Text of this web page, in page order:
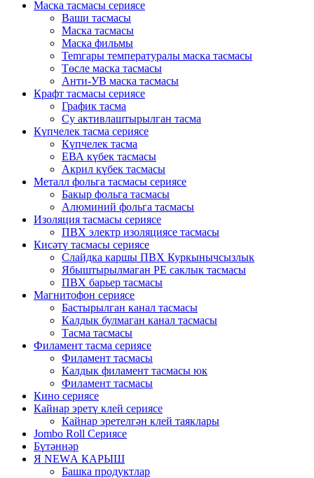
Маска тасмасы сериясе
Ваши тасмасы
Маска тасмасы
Маска фильмы
Temгары температуралы маска тасмасы
Төсле маска тасмасы
Анти-УВ маска тасмасы
Крафт тасмасы сериясе
График тасма
Су активлаштырылган тасма
Күпчелек тасма сериясе
Күпчелек тасма
ЕВА күбек тасмасы
Акрил күбек тасмасы
Металл фольга тасмасы сериясе
Бакыр фольга тасмасы
Алюминий фольга тасмасы
Изоляция тасмасы сериясе
ПВХ электр изоляциясе тасмасы
Кисәтү тасмасы сериясе
Слайдка каршы ПВХ Куркынычсызлык
Ябыштырылмаган PE саклык тасмасы
ПВХ барьер тасмасы
Магнитофон сериясе
Бастырылган канал тасмасы
Калдык булмаган канал тасмасы
Тасма тасмасы
Филамент тасма сериясе
Филамент тасмасы
Калдык филамент тасмасы юк
Филамент тасмасы
Кино сериясе
Кайнар эретү клей сериясе
Кайнар эретелгән клей таяклары
Jombo Roll Сериясе
Бүтәннәр
Я NEWА КАРЫШ
Башка продуктлар